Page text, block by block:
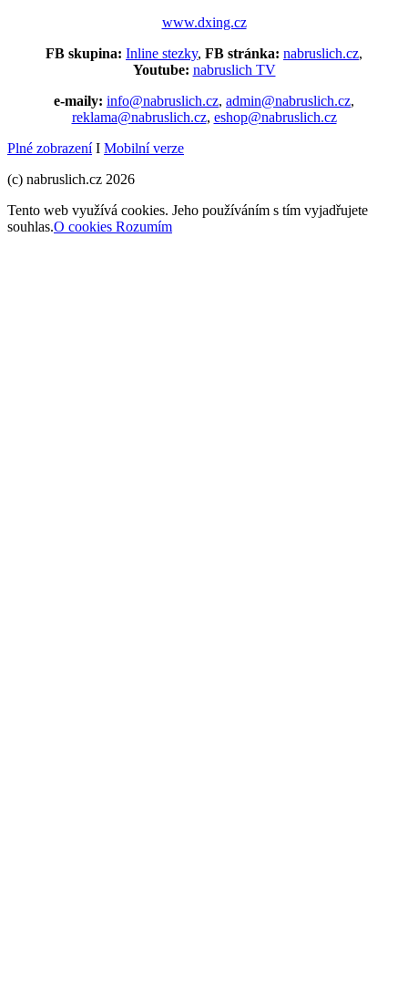
www.dxing.cz
FB skupina: Inline stezky, FB stránka: nabruslich.cz,
Youtube: nabruslich TV
e-maily: info@nabruslich.cz, admin@nabruslich.cz,
reklama@nabruslich.cz, eshop@nabruslich.cz
Plné zobrazeníI Mobilní verze
(c) nabruslich.cz 2026
Tento web využívá cookies. Jeho používáním s tím vyjadřujete
souhlas.O cookies Rozumím